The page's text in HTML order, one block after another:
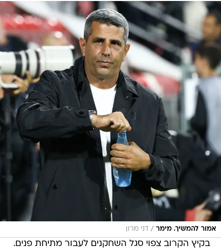
אמור להמשיך. מימר / דני מרון
בקיץ הקרוב צפוי סגל השחקנים לעבור מתיחת פנים.